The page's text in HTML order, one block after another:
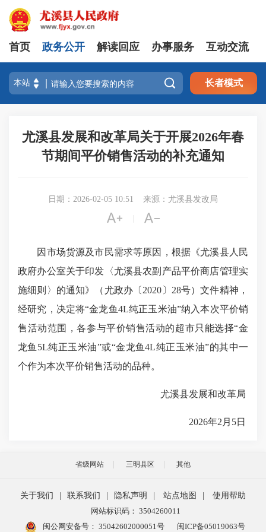
首页 政务公开 解读回应 办事服务 互动交流
 长者模式
尤溪县发展和改革局关于开展2026年春
节期间平价销售活动的补充通知
日期：2026-02-05 10:51 来源：尤溪县发改局
 
因市场货源及市民需求等原因，根据《尤溪县人民
政府办公室关于印发〈尤溪县农副产品平价商店管理实
施细则〉的通知》（尤政办〔2020〕28号）文件精神，
经研究，决定将“金龙鱼4L纯正玉米油”纳入本次平价销
售活动范围，各参与平价销售活动的超市只能选择“金
龙鱼5L纯正玉米油”或“金龙鱼4L纯正玉米油”的其中一
个作为本次平价销售活动的品种。
尤溪县发展和改革局
2026年2月5日
省级网站 三明县区 其他
关于我们 联系我们 隐私声明 站点地图
使用帮助
网站标识码： 3504260011
闽公网安备号： 35042602000051号 闽ICP备05019063号